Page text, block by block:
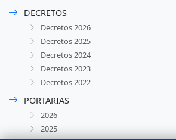
DECRETOS
Decretos 2026
Decretos 2025
Decretos 2024
Decretos 2023
Decretos 2022
PORTARIAS
2026
2025